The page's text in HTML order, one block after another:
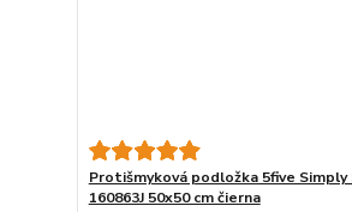
Protišmyková podložka 5five
160863J 50x50 cm čierna